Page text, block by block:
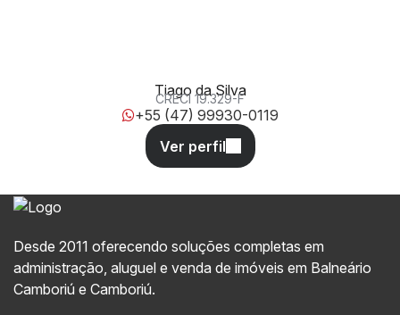
Tiago da Silva
CRECI 19.329-F
+55 (47) 99930-0119
Desde 2011 oferecendo soluções completas em
administração, aluguel e venda de imóveis em Balneário
Camboriú e Camboriú.